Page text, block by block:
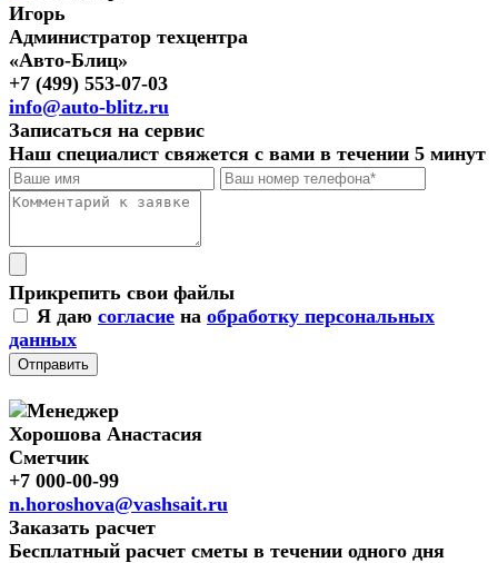
Игорь
Администратор техцентра
«Авто-Блиц»
+7 (499) 553-07-03
info@auto-blitz.ru
Записаться на сервис
Наш специалист свяжется с вами в течении 5 минут
Прикрепить свои файлы
Я даю согласие на обработку персональных
данных
Отправить
Хорошова Анастасия
Сметчик
+7 000-00-99
n.horoshova@vashsait.ru
Заказать расчет
Бесплатный расчет сметы в течении одного дня